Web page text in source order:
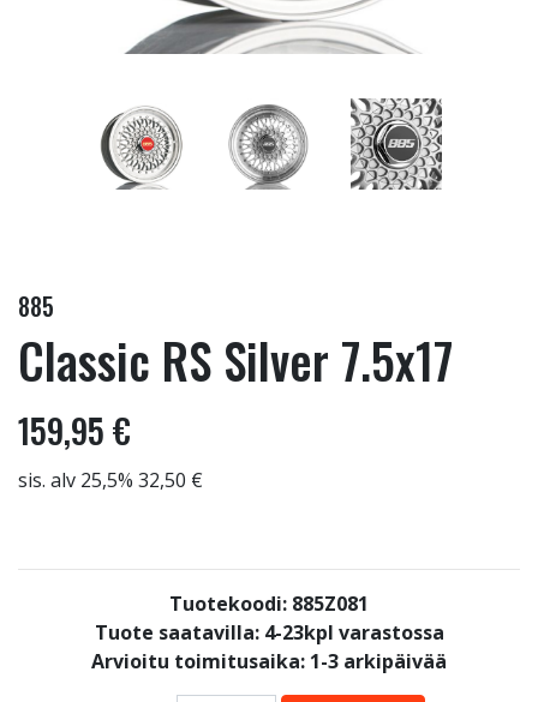
885
Classic RS Silver 7.5x17
159,95 €
sis. alv 25,5% 32,50 €
Tuotekoodi: 885Z081
Tuote saatavilla: 4-23kpl varastossa
Arvioitu toimitusaika: 1-3 arkipäivää